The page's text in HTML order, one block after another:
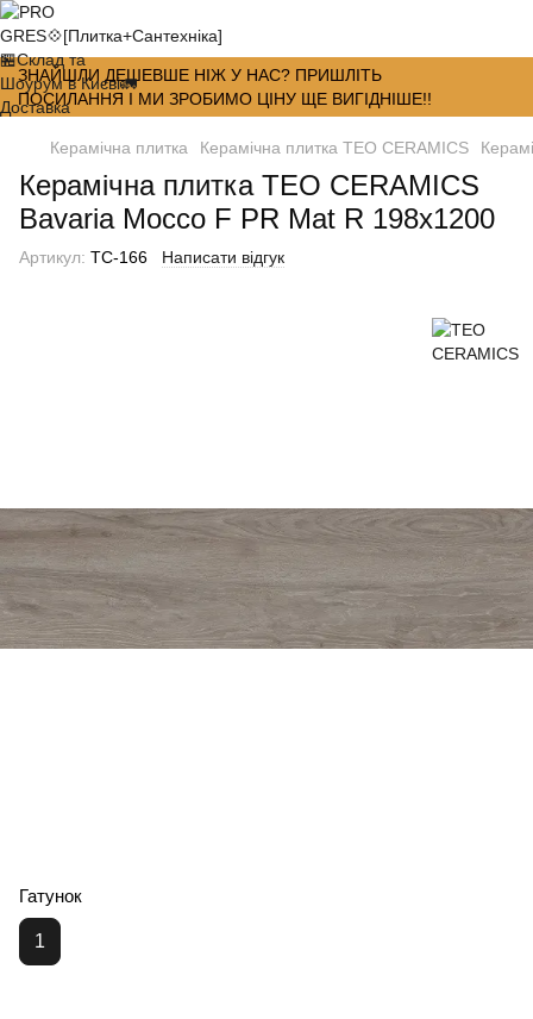
ЗНАЙШЛИ ДЕШЕВШЕ НІЖ У НАС? ПРИШЛІТЬ
ПОСИЛАННЯ І МИ ЗРОБИМО ЦІНУ ЩЕ ВИГІДНІШЕ!!
Керамічна плитка Керамічна плитка TEO CERAMICS
Керамічна плитка TEO CERAMICS
Bavaria Mocco F PR Mat R 198х1200
Артикул: TC-166 Написати відгук
Гатунок
1